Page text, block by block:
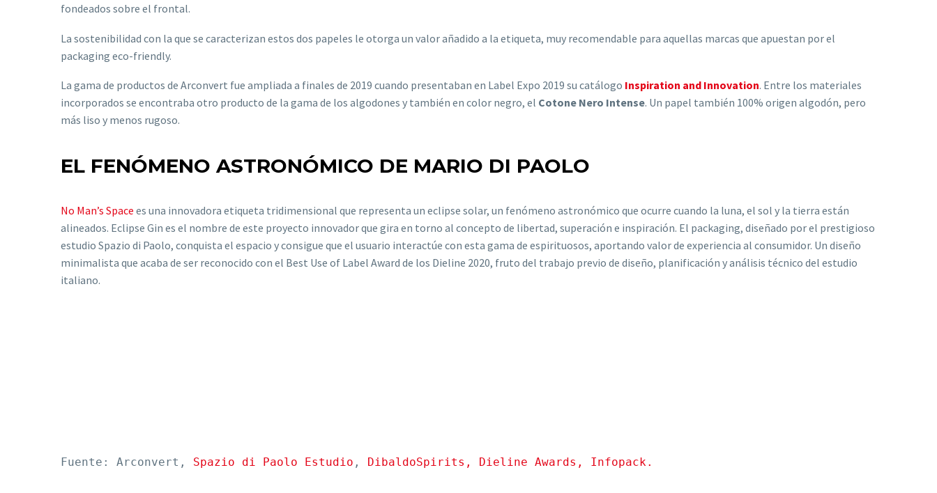
fondeados sobre el frontal.
La sostenibilidad con la que se caracterizan estos dos papeles le otorga un valor añadido a la etiqueta, muy recomendable para aquellas marcas que apuestan por el
packaging eco-friendly.
La gama de productos de Arconvert fue ampliada a finales de 2019 cuando presentaban en Label Expo 2019 su catálogo Inspiration and Innovation. Entre los materiales
incorporados se encontraba otro producto de la gama de los algodones y también en color negro, el Cotone Nero Intense. Un papel también 100% origen algodón, pero
más liso y menos rugoso.
EL FENÓMENO ASTRONÓMICO DE MARIO DI PAOLO
No Man’s Space es una innovadora etiqueta tridimensional que representa un eclipse solar, un fenómeno astronómico que ocurre cuando la luna, el sol y la tierra están
alineados. Eclipse Gin es el nombre de este proyecto innovador que gira en torno al concepto de libertad, superación e inspiración. El packaging, diseñado por el prestigioso
estudio Spazio di Paolo, conquista el espacio y consigue que el usuario interactúe con esta gama de espirituosos, aportando valor de experiencia al consumidor. Un diseño
minimalista que acaba de ser reconocido con el Best Use of Label Award de los Dieline 2020, fruto del trabajo previo de diseño, planificación y análisis técnico del estudio
italiano.
Fuente: Arconvert, Spazio di Paolo Estudio , DibaldoSpirits, Dieline Awards, Infopack.